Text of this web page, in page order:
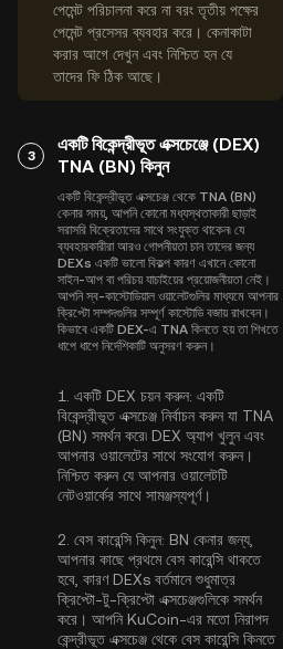
পেমেন্ট পরিচালনা করে না বরং তৃতীয় পক্ষের
পেমেন্ট প্রসেসর ব্যবহার করে। কেনাকাটা
করার আগে দেখুন এবং নিশ্চিত হন যে
তাদের ফি ঠিক আছে।
3
একটি বিকেন্দ্রীভূত এক্সচেঞ্জে (DEX)
TNA (BN) কিনুন
একটি বিকেন্দ্রীভূত এক্সচেঞ্জ থেকে TNA (BN)
কেনার সময়, আপনি কোনো মধ্যস্থতাকারী ছাড়াই
সরাসরি বিক্রেতাদের সাথে সংযুক্ত থাকেন৷ যে
ব্যবহারকারীরা আরও গোপনীয়তা চান তাদের জন্য
DEXs একটি ভালো বিকল্প কারণ এখানে কোনো
সাইন-আপ বা পরিচয় যাচাইয়ের প্রয়োজনীয়তা নেই।
আপনি স্ব-কাস্টোডিয়াল ওয়ালেটগুলির মাধ্যমে আপনার
ক্রিপ্টো সম্পদগুলির সম্পূর্ণ কাস্টোডি বজায় রাখবেন।
কিভাবে একটি DEX-এ TNA কিনতে হয় তা শিখতে
ধাপে ধাপে নির্দেশিকাটি অনুসরণ করুন।
1. একটি DEX চয়ন করুন: একটি
বিকেন্দ্রীভূত এক্সচেঞ্জ নির্বাচন করুন যা TNA
(BN) সমর্থন করে৷ DEX অ্যাপ খুলুন এবং
আপনার ওয়ালেটের সাথে সংযোগ করুন।
নিশ্চিত করুন যে আপনার ওয়ালেটটি
নেটওয়ার্কের সাথে সামঞ্জস্যপূর্ণ।
2. বেস কারেন্সি কিনুন: BN কেনার জন্য,
আপনার কাছে প্রথমে বেস কারেন্সি থাকতে
হবে, কারণ DEXs বর্তমানে শুধুমাত্র
ক্রিপ্টো-টু-ক্রিপ্টো এক্সচেঞ্জগুলিকে সমর্থন
করে। আপনি KuCoin-এর মতো নিরাপদ
কেন্দ্রীভূত এক্সচেঞ্জ থেকে বেস কারেন্সি কিনতে